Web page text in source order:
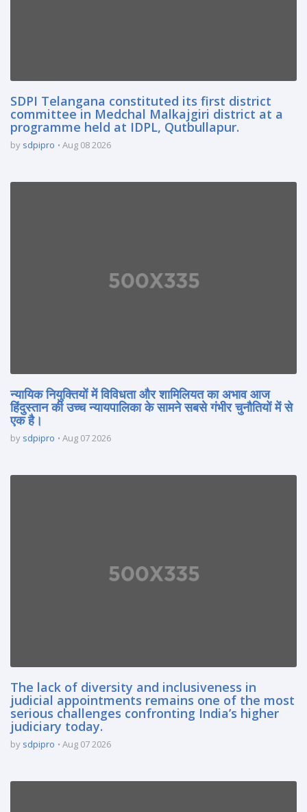
SDPI Telangana constituted its first district
committee in Medchal Malkajgiri district at a
programme held at IDPL, Qutbullapur.
by sdpipro Aug 08 2026
न्यायिक नियुक्तियों में विविधता और शामिलियत का अभाव आज
हिंदुस्तान की उच्च न्यायपालिका के सामने सबसे गंभीर चुनौतियों में से
एक है।
by sdpipro Aug 07 2026
The lack of diversity and inclusiveness in
judicial appointments remains one of the most
serious challenges confronting India’s higher
judiciary today.
by sdpipro Aug 07 2026